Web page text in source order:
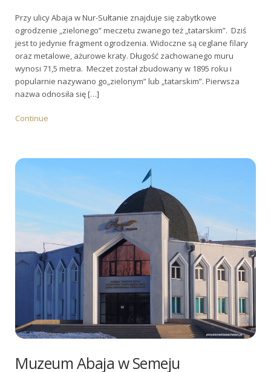
Przy ulicy Abaja w Nur-Sułtanie znajduje się zabytkowe
ogrodzenie „zielonego” meczetu zwanego też „tatarskim”. Dziś
jest to jedynie fragment ogrodzenia. Widoczne są ceglane filary
oraz metalowe, ażurowe kraty. Długość zachowanego muru
wynosi 71,5 metra. Meczet został zbudowany w 1895 roku i
popularnie nazywano go„zielonym” lub „tatarskim”. Pierwsza
nazwa odnosiła się […]
Continue
Muzeum Abaja w Semeju